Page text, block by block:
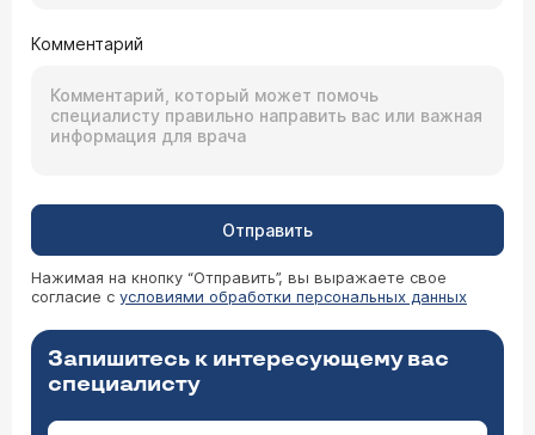
Комментарий
Отправить
Нажимая на кнопку “Отправить”, вы выражаете свое
согласие с условиями обработки персональных данных
Запишитесь к интересующему вас
специалисту